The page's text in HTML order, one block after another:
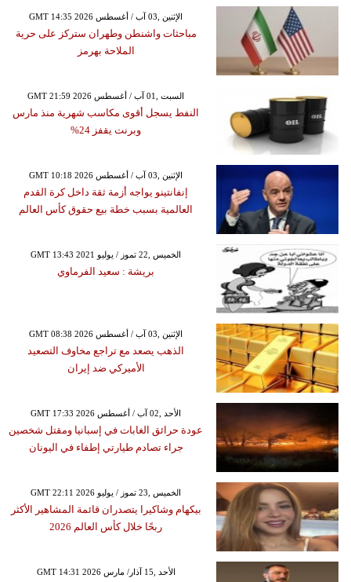
GMT 14:35 2026 الإثنين ,03 آب / أغسطس
مباحثات واشنطن وطهران ستركز على حرية
الملاحة بهرمز
GMT 21:59 2026 السبت ,01 آب / أغسطس
النفط يسجل أقوى مكاسب شهرية منذ مارس
وبرنت يقفز 24%
GMT 10:18 2026 الإثنين ,03 آب / أغسطس
إنفانتينو يواجه أزمة ثقة داخل كرة القدم
العالمية بسبب خطة بيع حقوق كأس العالم
GMT 13:43 2021 الخميس ,22 تموز / يوليو
بريشة : سعيد الفرماوي
GMT 08:38 2026 الإثنين ,03 آب / أغسطس
الذهب يصعد مع تراجع مخاوف التصعيد
الأميركي ضد إيران
GMT 17:33 2026 الأحد ,02 آب / أغسطس
عودة حرائق الغابات في إسبانيا ومقتل شخصين
جراء تصادم طيارتي إطفاء في اليونان
GMT 22:11 2026 الخميس ,23 تموز / يوليو
بيكهام وشاكيرا يتصدران قائمة المشاهير الأكثر
ربحًا خلال كأس العالم 2026
GMT 14:31 2026 الأحد ,15 آذار/ مارس